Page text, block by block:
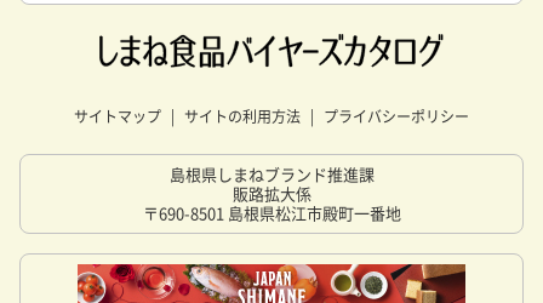
サイトマップ サイトの利用方法 プライバシーポリシー
島根県しまねブランド推進課
販路拡大係
〒690-8501 島根県松江市殿町一番地